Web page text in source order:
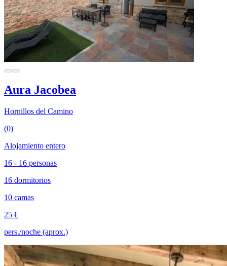
Aura Jacobea
Hornillos del Camino
(0)
Alojamiento entero
16 - 16 personas
16 dormitorios
10 camas
25 €
pers./noche (aprox.)